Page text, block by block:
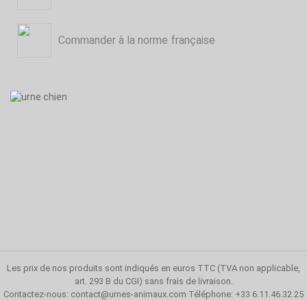
Commander à la norme française
Les prix de nos produits sont indiqués en euros TTC (TVA non applicable,
art. 293 B du CGI) sans frais de livraison
Contactez-nous: contact@urnes-animaux.com Téléphone: +33 6.11.46.32.25